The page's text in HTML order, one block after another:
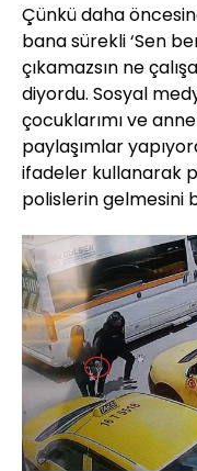
Çünkü daha
bana sürekli ‘Sen
çıkamazsın ne
diyordu. Sosyal
çocuklarımı ve
paylaşımlar
ifadeler kullanarak
polislerin gelmesini